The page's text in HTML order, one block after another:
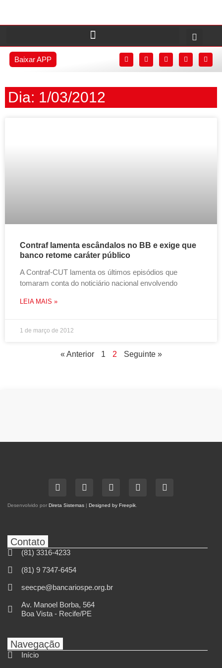
Baixar APP
Dia: 1/03/2012
Contraf lamenta escândalos no BB e exige que
banco retome caráter público
A Contraf-CUT lamenta os últimos episódios que
tomaram conta do noticiário nacional envolvendo
LEIA MAIS »
1 de março de 2012
« Anterior 1 2 Seguinte »
Desenvolvido por Direta Sistemas | Designed by Freepik
Contato
(81) 3316-4233
(81) 9 7347-6454
seecpe@bancariospe.org.br
Av. Manoel Borba, 564
Boa Vista - Recife/PE
Navegação
Início